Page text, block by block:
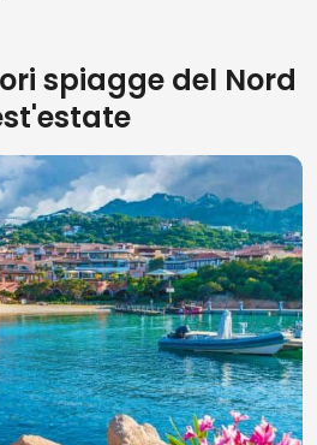
spiagge del Nord